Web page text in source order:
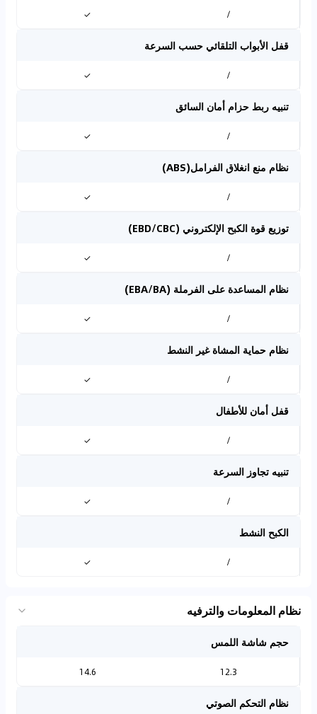
/
✓
قفل الأبواب التلقائي حسب السرعة
/
✓
تنبيه ربط حزام أمان السائق
/
✓
نظام منع انغلاق الفرامل(ABS)
/
✓
توزيع قوة الكبح الإلكتروني (EBD/CBC)
/
✓
نظام المساعدة على الفرملة (EBA/BA)
/
✓
نظام حماية المشاة غير النشط
/
✓
قفل أمان للأطفال
/
✓
تنبيه تجاوز السرعة
/
✓
الكبح النشط
/
✓
نظام المعلومات والترفيه
حجم شاشة اللمس
12.3
14.6
نظام التحكم الصوتي